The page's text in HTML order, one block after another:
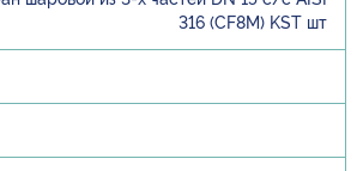
316 (CF8M) KST шт